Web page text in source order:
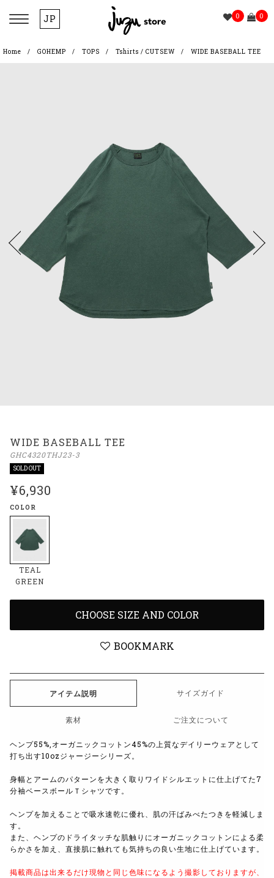
JP 0 0
Home GOHEMP TOPS Tshirts / CUTSEW WIDE BASEBALL TEE
WIDE BASEBALL TEE
GHC4320THJ23-3
SOLD OUT
¥6,930
COLOR
TEAL
GREEN
CHOOSE SIZE AND COLOR
BOOKMARK
アイテム説明 サイズガイド
素材 ご注文について
ヘンプ55%,オーガニックコットン45%の上質なデイリーウェアとして
打ち出す10ozジャージーシリーズ。
身幅とアームのパターンを大きく取りワイドシルエットに仕上げてた7
分袖ベースボールＴシャツです。
ヘンプを加えることで吸水速乾に優れ、肌の汗ばみべたつきを軽減しま
す。
また、ヘンプのドライタッチな肌触りにオーガニックコットンによる柔
らかさを加え、直接肌に触れても気持ちの良い生地に仕上げています。
掲載商品は出来るだけ現物と同じ色味になるよう撮影しておりますが、